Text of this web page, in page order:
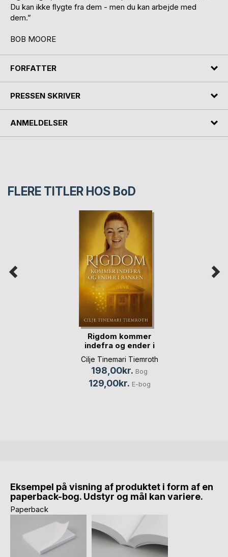
Du kan ikke ﬂygte fra dem - men du kan arbejde med
dem.”
BOB MOORE
FORFATTER
PRESSEN SKRIVER
ANMELDELSER
FLERE TITLER HOS BoD
Rigdom kommer
indefra og ender i
banken
Cilje Tinemari Tiemroth
198,00kr. Bog
129,00kr. E-bog
Eksempel på visning af produktet i form af en
paperback-bog. Udstyr og mål kan variere.
Paperback